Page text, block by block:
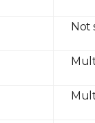
Not